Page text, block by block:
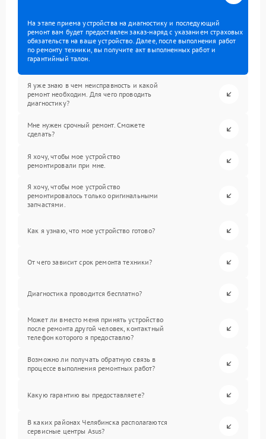
На этапе приема устройства на диагностику и последующий
ремонт вам будет предоставлен заказ-наряд с указанием страховых
обязательств на ваше устройство. Далее, после выполнения работ
по ремонту техники, вы получите акт выполненных работ и
гарантийный талон.
Я уже знаю в чем неисправность и какой
ремонт необходим. Для чего проводить
диагностику?
Мне нужен срочный ремонт. Сможете
сделать?
Я хочу, чтобы мое устройство
ремонтировали при мне.
Я хочу, чтобы мое устройство
ремонтировалось только оригинальными
запчастями.
Как я узнаю, что мое устройство готово?
От чего зависит срок ремонта техники?
Диагностика проводится бесплатно?
Может ли вместо меня принять устройство
после ремонта другой человек, контактный
телефон которого я предоставлю?
Возможно ли получать обратную связь в
процессе выполнения ремонтных работ?
Какую гарантию вы предоставляете?
В каких районах Челябинска располагаются
сервисные центры Asus?